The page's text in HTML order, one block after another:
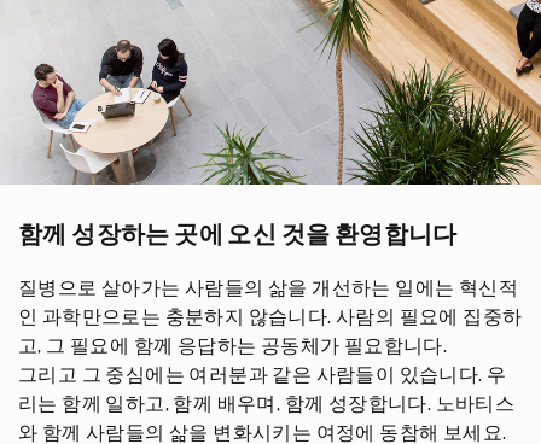
함께 성장하는 곳에 오신 것을 환영합니다
질병으로 살아가는 사람들의 삶을 개선하는 일에는 혁신적
인 과학만으로는 충분하지 않습니다. 사람의 필요에 집중하
고, 그 필요에 함께 응답하는 공동체가 필요합니다.
그리고 그 중심에는 여러분과 같은 사람들이 있습니다. 우
리는 함께 일하고, 함께 배우며, 함께 성장합니다. 노바티스
와 함께 사람들의 삶을 변화시키는 여정에 동참해 보세요.